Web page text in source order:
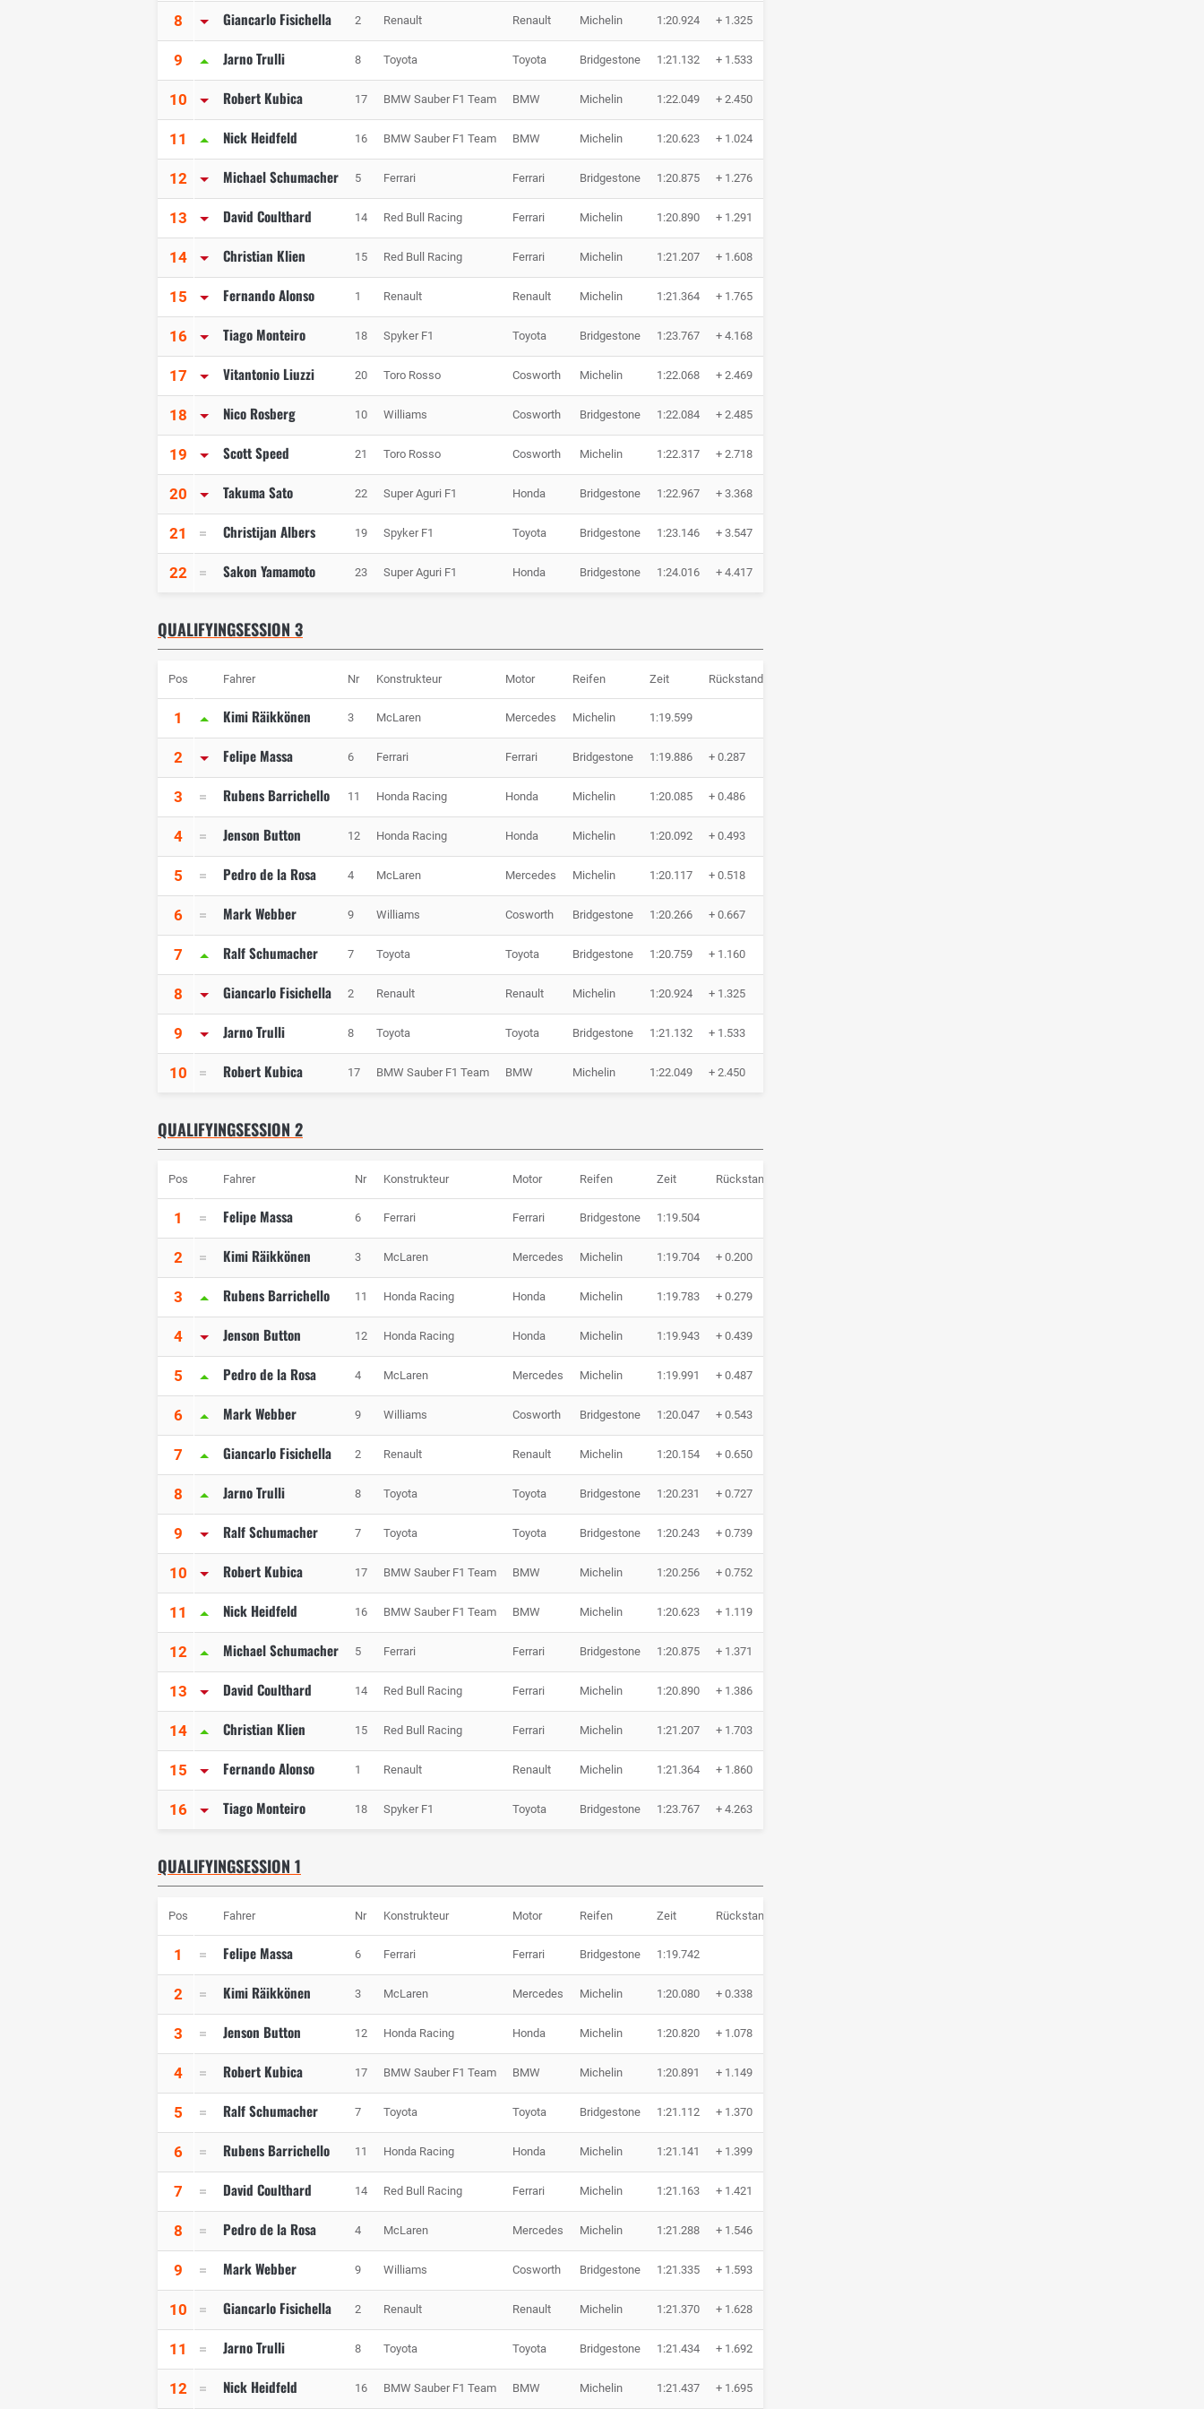
8 Giancarlo Fisichella 2 Renault Renault Michelin 1:20.924 + 1.325
9 Jarno Trulli 8 Toyota Toyota Bridgestone 1:21.132 + 1.533
10 Robert Kubica 17 BMW Sauber F1 Team BMW Michelin 1:22.049 + 2.450
11 Nick Heidfeld 16 BMW Sauber F1 Team BMW Michelin 1:20.623 + 1.024
12 Michael Schumacher 5 Ferrari Ferrari Bridgestone 1:20.875 + 1.276
13 David Coulthard 14 Red Bull Racing Ferrari Michelin 1:20.890 + 1.291
14 Christian Klien 15 Red Bull Racing Ferrari Michelin 1:21.207 + 1.608
15 Fernando Alonso 1 Renault Renault Michelin 1:21.364 + 1.765
16 Tiago Monteiro 18 Spyker F1 Toyota Bridgestone 1:23.767 + 4.168
17 Vitantonio Liuzzi 20 Toro Rosso Cosworth Michelin 1:22.068 + 2.469
18 Nico Rosberg 10 Williams Cosworth Bridgestone 1:22.084 + 2.485
19 Scott Speed 21 Toro Rosso Cosworth Michelin 1:22.317 + 2.718
20 Takuma Sato 22 Super Aguri F1 Honda Bridgestone 1:22.967 + 3.368
21 Christijan Albers 19 Spyker F1 Toyota Bridgestone 1:23.146 + 3.547
22 Sakon Yamamoto 23 Super Aguri F1 Honda Bridgestone 1:24.016 + 4.417
QUALIFYINGSESSION 3
Pos Fahrer Nr Konstrukteur Motor Reifen Zeit Rückstand
1 Kimi Räikkönen 3 McLaren Mercedes Michelin 1:19.599
2 Felipe Massa 6 Ferrari Ferrari Bridgestone 1:19.886 + 0.287
3 Rubens Barrichello 11 Honda Racing Honda Michelin 1:20.085 + 0.486
4 Jenson Button 12 Honda Racing Honda Michelin 1:20.092 + 0.493
5 Pedro de la Rosa 4 McLaren Mercedes Michelin 1:20.117 + 0.518
6 Mark Webber 9 Williams Cosworth Bridgestone 1:20.266 + 0.667
7 Ralf Schumacher 7 Toyota Toyota Bridgestone 1:20.759 + 1.160
8 Giancarlo Fisichella 2 Renault Renault Michelin 1:20.924 + 1.325
9 Jarno Trulli 8 Toyota Toyota Bridgestone 1:21.132 + 1.533
10 Robert Kubica 17 BMW Sauber F1 Team BMW Michelin 1:22.049 + 2.450
QUALIFYINGSESSION 2
Pos Fahrer Nr Konstrukteur Motor Reifen Zeit Rückstand
1 Felipe Massa 6 Ferrari Ferrari Bridgestone 1:19.504
2 Kimi Räikkönen 3 McLaren Mercedes Michelin 1:19.704 + 0.200
3 Rubens Barrichello 11 Honda Racing Honda Michelin 1:19.783 + 0.279
4 Jenson Button 12 Honda Racing Honda Michelin 1:19.943 + 0.439
5 Pedro de la Rosa 4 McLaren Mercedes Michelin 1:19.991 + 0.487
6 Mark Webber 9 Williams Cosworth Bridgestone 1:20.047 + 0.543
7 Giancarlo Fisichella 2 Renault Renault Michelin 1:20.154 + 0.650
8 Jarno Trulli 8 Toyota Toyota Bridgestone 1:20.231 + 0.727
9 Ralf Schumacher 7 Toyota Toyota Bridgestone 1:20.243 + 0.739
10 Robert Kubica 17 BMW Sauber F1 Team BMW Michelin 1:20.256 + 0.752
11 Nick Heidfeld 16 BMW Sauber F1 Team BMW Michelin 1:20.623 + 1.119
12 Michael Schumacher 5 Ferrari Ferrari Bridgestone 1:20.875 + 1.371
13 David Coulthard 14 Red Bull Racing Ferrari Michelin 1:20.890 + 1.386
14 Christian Klien 15 Red Bull Racing Ferrari Michelin 1:21.207 + 1.703
15 Fernando Alonso 1 Renault Renault Michelin 1:21.364 + 1.860
16 Tiago Monteiro 18 Spyker F1 Toyota Bridgestone 1:23.767 + 4.263
QUALIFYINGSESSION 1
Pos Fahrer Nr Konstrukteur Motor Reifen Zeit Rückstand
1 Felipe Massa 6 Ferrari Ferrari Bridgestone 1:19.742
2 Kimi Räikkönen 3 McLaren Mercedes Michelin 1:20.080 + 0.338
3 Jenson Button 12 Honda Racing Honda Michelin 1:20.820 + 1.078
4 Robert Kubica 17 BMW Sauber F1 Team BMW Michelin 1:20.891 + 1.149
5 Ralf Schumacher 7 Toyota Toyota Bridgestone 1:21.112 + 1.370
6 Rubens Barrichello 11 Honda Racing Honda Michelin 1:21.141 + 1.399
7 David Coulthard 14 Red Bull Racing Ferrari Michelin 1:21.163 + 1.421
8 Pedro de la Rosa 4 McLaren Mercedes Michelin 1:21.288 + 1.546
9 Mark Webber 9 Williams Cosworth Bridgestone 1:21.335 + 1.593
10 Giancarlo Fisichella 2 Renault Renault Michelin 1:21.370 + 1.628
11 Jarno Trulli 8 Toyota Toyota Bridgestone 1:21.434 + 1.692
12 Nick Heidfeld 16 BMW Sauber F1 Team BMW Michelin 1:21.437 + 1.695